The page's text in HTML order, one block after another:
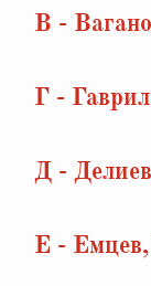
В -
Г -
Д -
Е -